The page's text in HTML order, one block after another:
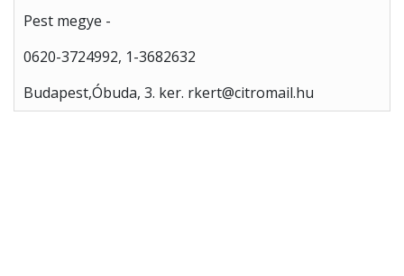
Pest megye -
0620-3724992, 1-3682632
Budapest,Óbuda, 3. ker. rkert@citromail.hu